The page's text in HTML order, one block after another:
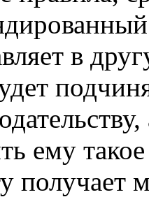
в
ему
получает